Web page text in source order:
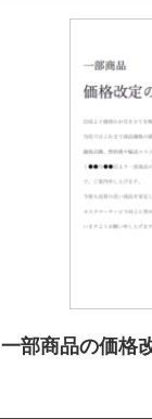
一部商品の価格